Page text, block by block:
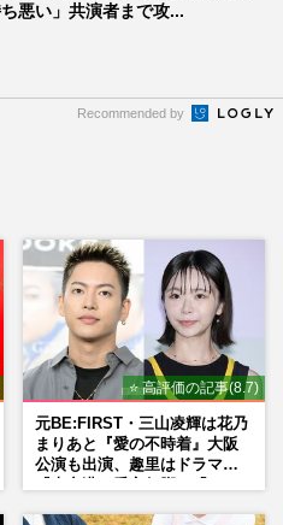
ち悪い」共演者まで攻...
Recommended by
⭐ 高評価の記事(8.7)
元BE:FIRST・三山凌輝は花乃
まりあと『愛の不時着』大阪
公演も出演、趣里はドラマ